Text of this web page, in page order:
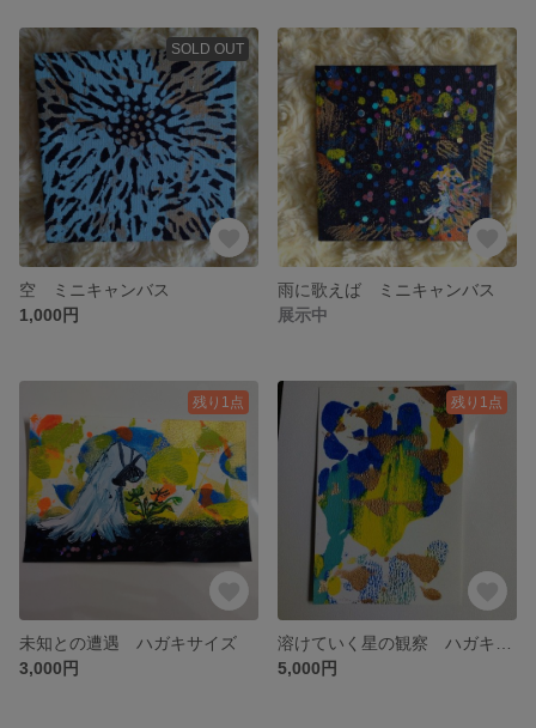
SOLD OUT
空 ミニキャンバス
1,000円
雨に歌えば ミニキャンバス
展示中
残り1点
未知との遭遇 ハガキサイズ
3,000円
残り1点
5,000円